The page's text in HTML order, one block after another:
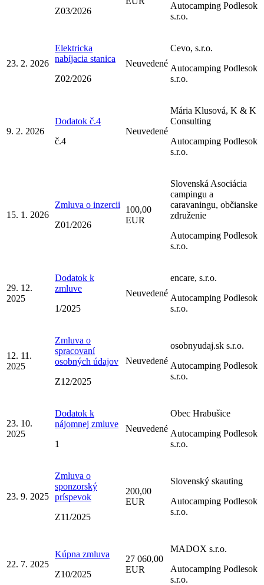
Z03/2026
Autocamping Podlesok
s.r.o.
23. 2. 2026
Elektricka
nabíjacia stanica
Z02/2026
Neuvedené
Cevo, s.r.o.
Autocamping Podlesok
s.r.o.
9. 2. 2026
Dodatok č.4
č.4
Neuvedené
Mária Klusová, K & K
Consulting
Autocamping Podlesok
s.r.o.
15. 1. 2026
Zmluva o inzercii
Z01/2026
100,00
EUR
Slovenská Asociácia
campingu a
caravaningu, občianske
združenie
Autocamping Podlesok
s.r.o.
29. 12.
2025
Dodatok k
zmluve
1/2025
Neuvedené
encare, s.r.o.
Autocamping Podlesok
s.r.o.
12. 11.
2025
Zmluva o
spracovaní
osobných údajov
Z12/2025
Neuvedené
osobnyudaj.sk s.r.o.
Autocamping Podlesok
s.r.o.
23. 10.
2025
Dodatok k
nájomnej zmluve
1
Neuvedené
Obec Hrabušice
Autocamping Podlesok
s.r.o.
23. 9. 2025
Zmluva o
sponzorský
príspevok
Z11/2025
200,00
EUR
Slovenský skauting
Autocamping Podlesok
s.r.o.
22. 7. 2025
Kúpna zmluva
Z10/2025
27 060,00
EUR
MADOX s.r.o.
Autocamping Podlesok
s.r.o.